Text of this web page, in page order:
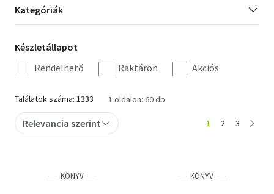
Szakkönyv
Szótár, nyelvkönyv
Tankönyv, segédkönyv
Társadalomtudomány
Természettudomány
Kategória
szűrés
Kategóriák
Készletállapot
szűrés
Készletállapot
Rendelhető
Raktáron Akciós
Találatok száma: 1333 1 oldalon: 60 db
Relevancia szerint 1 2 3
KÖNYV KÖNYV